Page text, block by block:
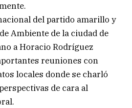
del partido amarillo y
Ambiente de la ciudad de
a Horacio Rodríguez
reuniones con
locales donde se charló
de cara al